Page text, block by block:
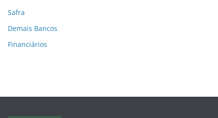
Safra
Demais Bancos
Financiários